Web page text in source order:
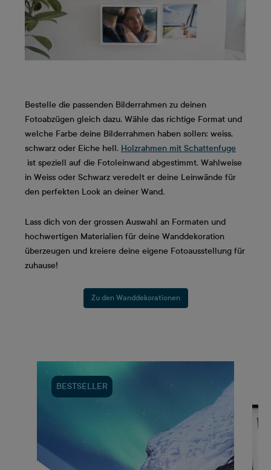
Bestelle die passenden Bilderrahmen zu deinen
Fotoabzügen gleich dazu. Wähle das richtige Format und
welche Farbe deine Bilderrahmen haben sollen: weiss,
schwarz oder Eiche hell. Holzrahmen mit Schattenfuge
ist speziell auf die Fotoleinwand abgestimmt. Wahlweise
in Weiss oder Schwarz veredelt er deine Leinwände für
den perfekten Look an deiner Wand.
Lass dich von der grossen Auswahl an Formaten und
hochwertigen Materialien für deine Wanddekoration
überzeugen und kreiere deine eigene Fotoausstellung für
zuhause!
Zu den Wanddekorationen
BESTSELLER